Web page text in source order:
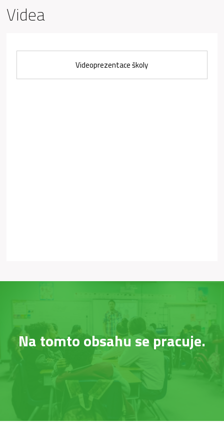
Videa
Videoprezentace školy
Na tomto obsahu se pracuje.